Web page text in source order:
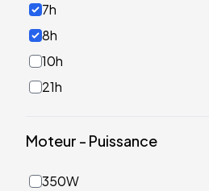
7h
8h
10h
21h
Moteur - Puissance
350W